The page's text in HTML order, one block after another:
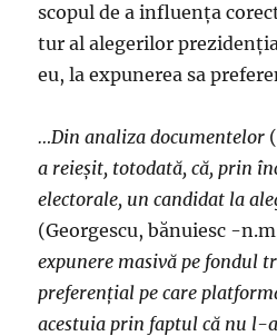
scopul de a influența
tur al alegerilor
eu, la expunerea sa
…Din analiza documentelor
a reieșit, totodată, că, prin
electorale, un candidat la
(Georgescu, bănuiesc -
expunere masivă pe fondul
preferențial pe care
acestuia prin faptul că nu l-